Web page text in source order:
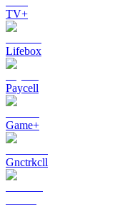
TV+
Lifebox
Paycell
Game+
Gnctrkcll